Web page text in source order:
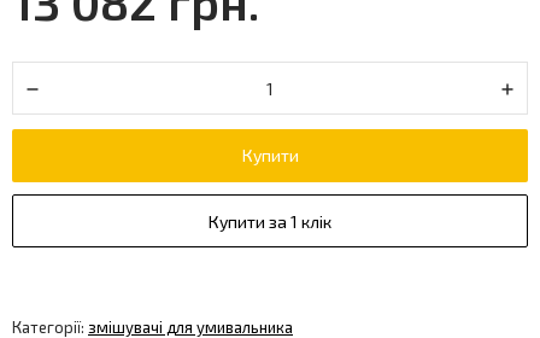
Купити
Купити за 1 клік
Категорії: змішувачі для умивальника